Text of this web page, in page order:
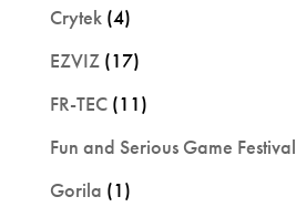
Crytek(4)
EZVIZ(17)
FR-TEC(11)
Fun and Serious Game Festival
Gorila (1)